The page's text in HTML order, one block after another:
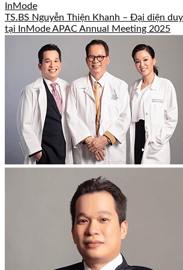
InMode
TS.BS Nguyễn Thiện Khanh – Đại diện
tại InMode APAC Annual Meeting 2025